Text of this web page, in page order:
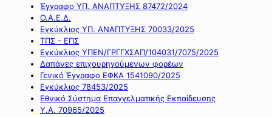
Έγγραφο ΥΠ. ΑΝΑΠΤΥΞΗΣ 87472/2024
Ο.Α.Ε.Δ.
Εγκύκλιος ΥΠ. ΑΝΑΠΤΥΞΗΣ 70033/2025
ΤΠΣ - ΕΠΣ
Εγκύκλιος ΥΠΕΝ/ΓΡΓΓΧΣΑΠ/104031/7075/2025
Δαπάνες επιχουρηγούμενων φορέων
Γενικό Έγγραφο ΕΦΚΑ 1541090/2025
Εγκύκλιος 78453/2025
Εθνικό Σύστημα Επαγγελματικής Εκπαίδευσης
Υ.Α. 70965/2025